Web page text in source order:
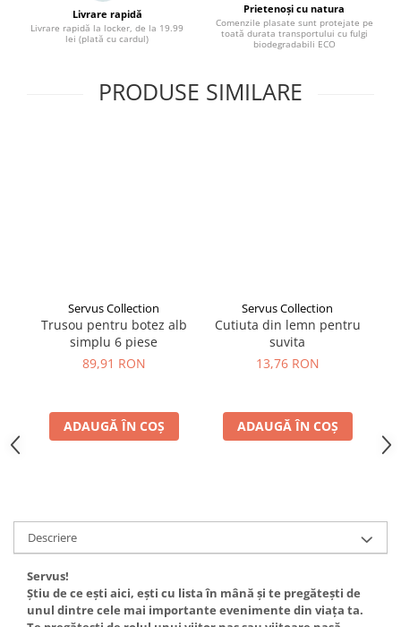
Livrare rapidă
Livrare rapidă la locker, de la 19.99
lei (plată cu cardul)
Prietenoși cu natura
Comenzile plasate sunt protejate pe
toată durata transportului cu fulgi
biodegradabili ECO
PRODUSE SIMILARE
Servus Collection
Trusou pentru botez alb
simplu 6 piese
89,91 RON
ADAUGĂ ÎN COȘ
Servus Collection
Cutiuta din lemn pentru
suvita
13,76 RON
ADAUGĂ ÎN COȘ
Descriere
Servus!
Știu de ce ești aici, ești cu lista în mână și te pregătești de
unul dintre cele mai importante evenimente din viața ta.